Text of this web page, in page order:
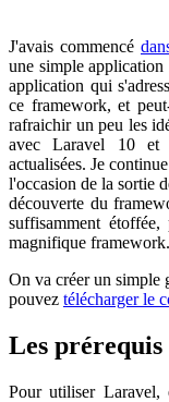
J'avais commencé
une simple
application qui
ce framework, et
rafraichir un peu les
avec Laravel 10 et
actualisées. Je
l'occasion de la sortie
découverte du
suffisamment
magnifique framework.
On va créer un simple
pouvez télécharger le
Les prérequis
Pour utiliser Laravel,